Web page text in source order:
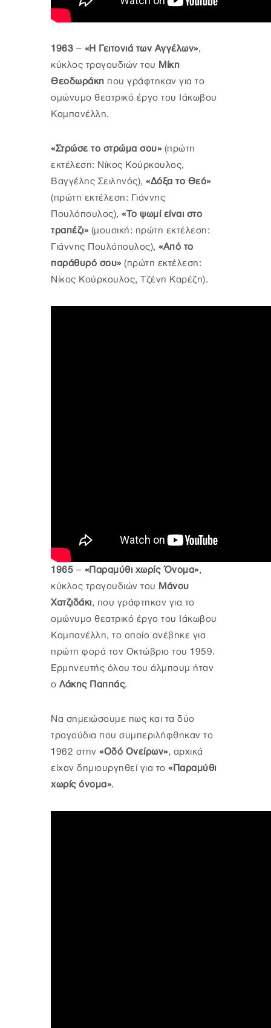
1963 – «Η Γειτονιά των Αγγέλων»,
κύκλος τραγουδιών του Μίκη
Θεοδωράκη που γράφτηκαν για το
ομώνυμο θεατρικό έργο του Ιάκωβου
Καμπανέλλη.
«Στρώσε το στρώμα σου» (πρώτη
εκτέλεση: Νίκος Κούρκουλος,
Βαγγέλης Σειληνός), «Δόξα το Θεό»
(πρώτη εκτέλεση: Γιάννης
Πουλόπουλος), «Το ψωμί είναι στο
τραπέζι» (μουσική: πρώτη εκτέλεση:
Γιάννης Πουλόπουλος), «Από το
παράθυρό σου» (πρώτη εκτέλεση:
Νίκος Κούρκουλος, Τζένη Καρέζη).
1965 – «Παραμύθι χωρίς Όνομα»,
κύκλος τραγουδιών του Μάνου
Χατζιδάκι, που γράφτηκαν για το
ομώνυμο θεατρικό έργο του Ιάκωβου
Καμπανέλλη, το οποίο ανέβηκε για
πρώτη φορά τον Οκτώβριο του 1959.
Ερμηνευτής όλου του άλμπουμ ήταν
ο Λάκης Παππάς.
Να σημειώσουμε πως και τα δύο
τραγούδια που συμπεριλήφθηκαν το
1962 στην «Οδό Ονείρων», αρχικά
είχαν δημιουργηθεί για το «Παραμύθι
χωρίς όνομα».